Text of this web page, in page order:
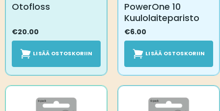
Otofloss
€20.00
LISÄÄ OSTOSKORIIN
PowerOne 10
Kuulolaiteparisto
€6.00
LISÄÄ OSTOSKORIIN